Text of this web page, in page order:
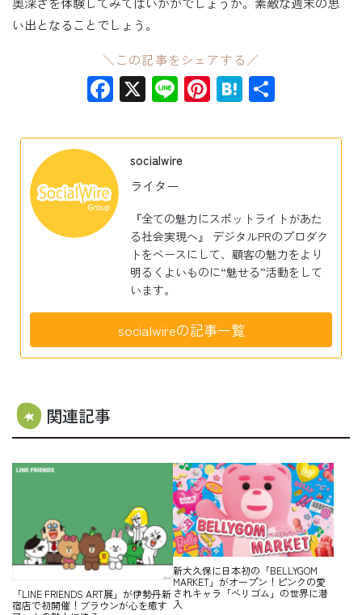
い出となることでしょう。
＼この記事をシェアする／
Facebook
X LinePinterest
Hatena
socialwire
ライター
『全ての魅力にスポットライトがあた
る社会実現へ』 デジタルPRのプロダク
トをベースにして、顧客の魅力をより
明るくよいものに“魅せる”活動をして
います。
socialwireの記事一覧
関連記事
「LINE FRIENDS ART展」が伊勢丹新
宿店で初開催！ブラウンが心を癒す
新大久保に日本初の「BELLYGOM
MARKET」がオープン！ピンクの愛
されキャラ「ベリゴム」の世界に潜
入